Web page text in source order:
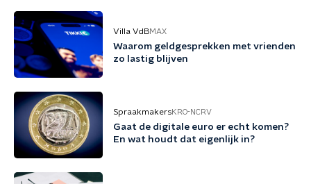
Villa VdBMAX
Waarom geldgesprekken met vrienden
zo lastig blijven
SpraakmakersKRO-NCRV
Gaat de digitale euro er echt komen?
En wat houdt dat eigenlijk in?